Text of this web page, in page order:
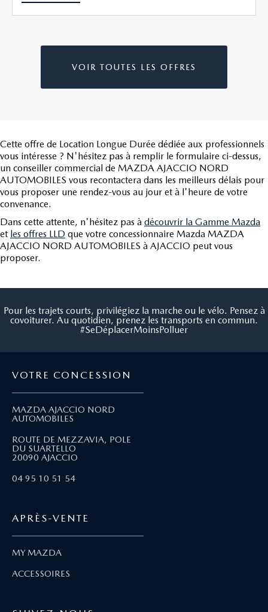
VOIR TOUTES LES OFFRES
Cette offre de Location Longue Durée dédiée aux professionnels
vous intéresse ? N'hésitez pas à remplir le formulaire ci-dessus,
un conseiller commercial de MAZDA AJACCIO NORD
AUTOMOBILES vous recontactera dans les meilleurs délais pour
vous proposer une rendez-vous au jour et à l'heure de votre
convenance.
Dans cette attente, n'hésitez pas à découvrir la Gamme Mazda
et les offres LLD que votre concessionnaire Mazda MAZDA
AJACCIO NORD AUTOMOBILES à AJACCIO peut vous
proposer.
Pour les trajets courts, privilégiez la marche ou le vélo. Pensez à
covoiturer. Au quotidien, prenez les transports en commun.
#SeDéplacerMoinsPolluer
VOTRE CONCESSION
MAZDA AJACCIO NORD
AUTOMOBILES
ROUTE DE MEZZAVIA, POLE
DU SUARTELLO
20090 AJACCIO
04 95 10 51 54
APRÈS-VENTE
MY MAZDA
ACCESSOIRES